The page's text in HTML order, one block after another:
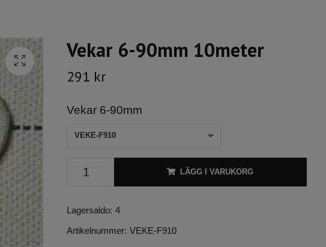
Vekar 6-90mm 10meter
291 kr
Vekar 6-90mm
VEKE-F910
LÄGG I VARUKORG
Lagersaldo: 4
Artikelnummer: VEKE-F910